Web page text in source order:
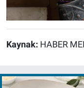
Kaynak: HABER